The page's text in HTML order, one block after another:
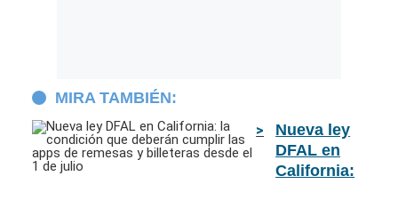
MIRA TAMBIÉN:
Nueva ley
DFAL en
California: